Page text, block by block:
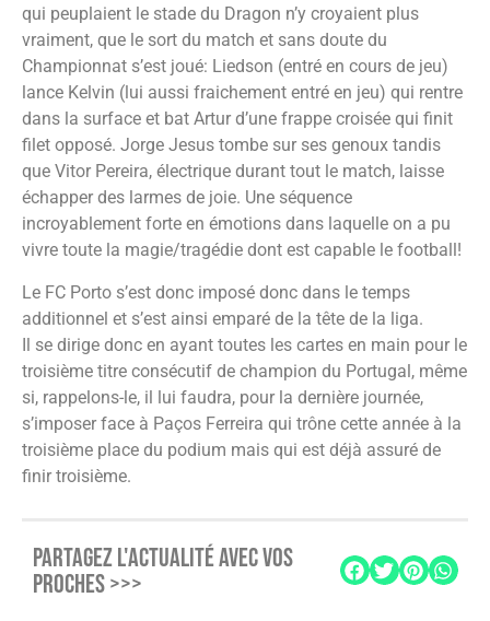
qui peuplaient le stade du Dragon n’y croyaient plus
vraiment, que le sort du match et sans doute du
Championnat s’est joué: Liedson (entré en cours de jeu)
lance Kelvin (lui aussi fraichement entré en jeu) qui rentre
dans la surface et bat Artur d’une frappe croisée qui finit
filet opposé. Jorge Jesus tombe sur ses genoux tandis
que Vitor Pereira, électrique durant tout le match, laisse
échapper des larmes de joie. Une séquence
incroyablement forte en émotions dans laquelle on a pu
vivre toute la magie/tragédie dont est capable le football!
Le FC Porto s’est donc imposé donc dans le temps
additionnel et s’est ainsi emparé de la tête de la liga.
Il se dirige donc en ayant toutes les cartes en main pour le
troisième titre consécutif de champion du Portugal, même
si, rappelons-le, il lui faudra, pour la dernière journée,
s’imposer face à Paços Ferreira qui trône cette année à la
troisième place du podium mais qui est déjà assuré de
finir troisième.
PARTAGEZ L'ACTUALITÉ AVEC VOS
PROCHES >>>